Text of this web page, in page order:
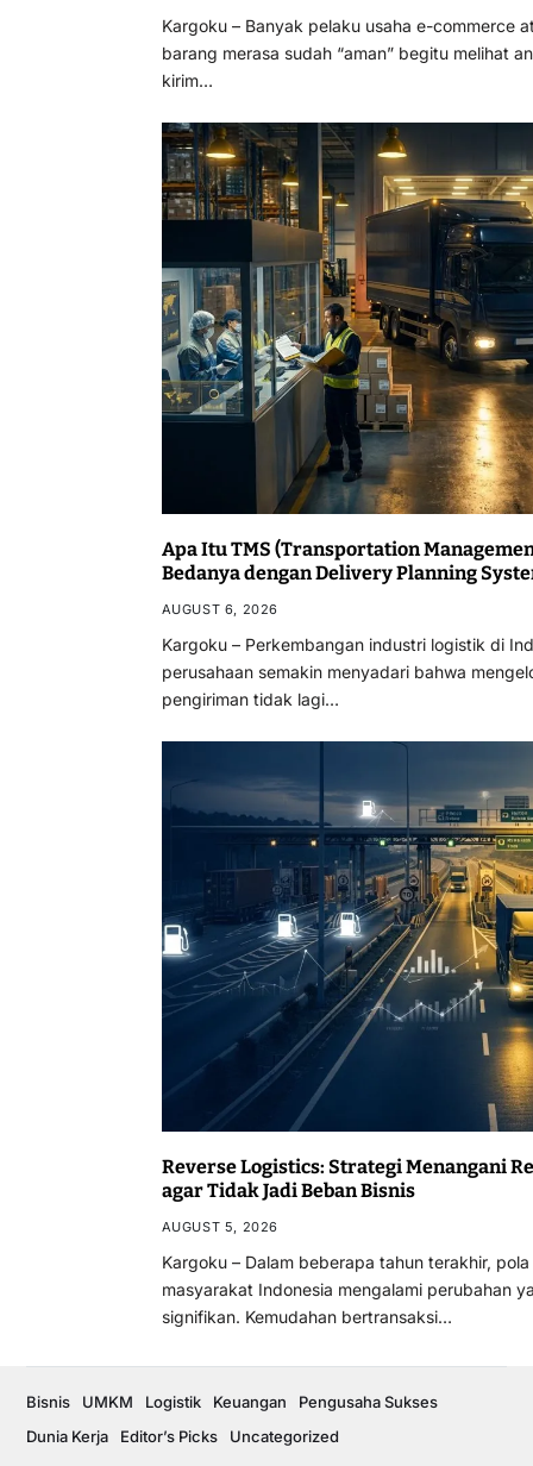
Kargoku – Banyak pelaku usaha e-commerce
barang merasa sudah “aman” begitu melihat
kirim…
Apa Itu TMS (Transportation
Bedanya dengan Delivery Planning
AUGUST 6, 2026
Kargoku – Perkembangan industri logistik di
perusahaan semakin menyadari bahwa
pengiriman tidak lagi…
Reverse Logistics: Strategi Menangani
agar Tidak Jadi Beban Bisnis
AUGUST 5, 2026
Kargoku – Dalam beberapa tahun terakhir,
masyarakat Indonesia mengalami perubahan
signifikan. Kemudahan bertransaksi…
Bisnis UMKM Logistik Keuangan
Pengusaha Sukses
Dunia Kerja
Editor’s Picks Uncategorized